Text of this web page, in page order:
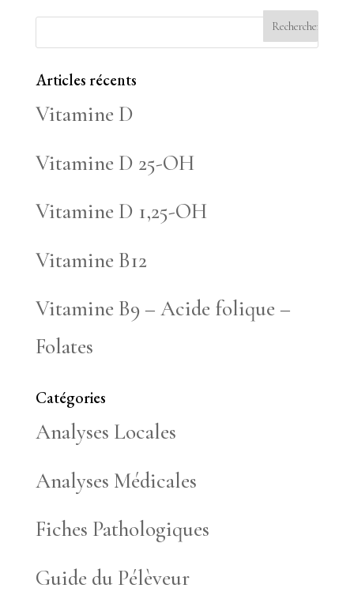
Articles récents
Vitamine D
Vitamine D 25-OH
Vitamine D 1,25-OH
Vitamine B12
Vitamine B9 – Acide folique –
Folates
Catégories
Analyses Locales
Analyses Médicales
Fiches Pathologiques
Guide du Pélèveur